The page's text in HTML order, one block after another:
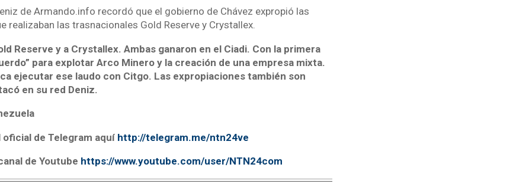
de Armando.info recordó que el gobierno de Chávez expropió las
realizaban las trasnacionales Gold Reserve y Crystallex.
Reserve y a Crystallex. Ambas ganaron en el Ciadi. Con la primera
para explotar Arco Minero y la creación de una empresa mixta.
ejecutar ese laudo con Citgo. Las expropiaciones también son
en su red Deniz.
de Telegram aquí http://telegram.me/ntn24ve
de Youtube https://www.youtube.com/user/NTN24com